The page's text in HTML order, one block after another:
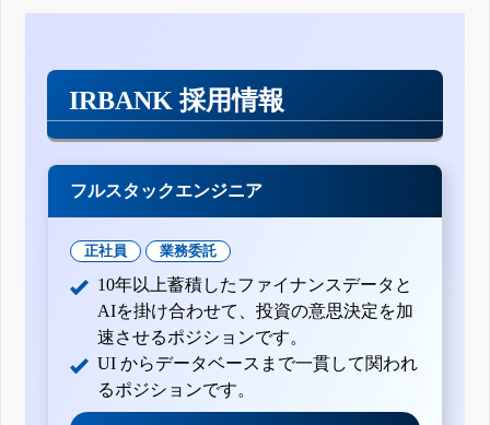
IRBANK 採用情報
フルスタックエンジニア
正社員 業務委託
10年以上蓄積したファイナンスデータと
AIを掛け合わせて、投資の意思決定を加
速させるポジションです。
UI からデータベースまで一貫して関われ
るポジションです。